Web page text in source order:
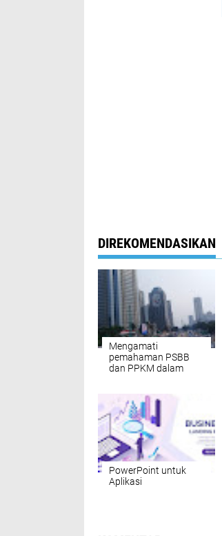
DIREKOMENDASIKAN
Mengamati
pemahaman PSBB
dan PPKM dalam
PowerPoint untuk
Aplikasi